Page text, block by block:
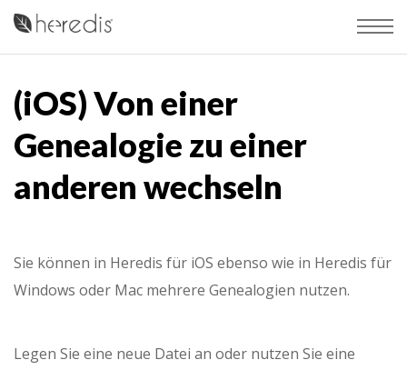
(iOS) Von einer
Genealogie zu einer
anderen wechseln
Sie können in Heredis für iOS ebenso wie in Heredis für
Windows oder Mac mehrere Genealogien nutzen.
Legen Sie eine neue Datei an oder nutzen Sie eine